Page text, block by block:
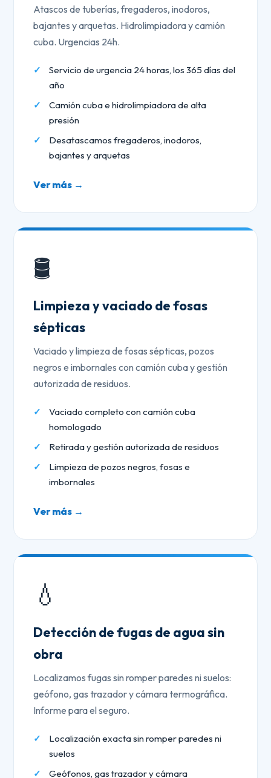
Atascos de tuberías, fregaderos, inodoros,
bajantes y arquetas. Hidrolimpiadora y camión
cuba. Urgencias 24h.
Servicio de urgencia 24 horas, los 365 días del
año
Camión cuba e hidrolimpiadora de alta
presión
Desatascamos fregaderos, inodoros,
bajantes y arquetas
Ver más →
🛢️
Limpieza y vaciado de fosas
sépticas
Vaciado y limpieza de fosas sépticas, pozos
negros e imbornales con camión cuba y gestión
autorizada de residuos.
Vaciado completo con camión cuba
homologado
Retirada y gestión autorizada de residuos
Limpieza de pozos negros, fosas e
imbornales
Ver más →
💧
Detección de fugas de agua sin
obra
Localizamos fugas sin romper paredes ni suelos:
geófono, gas trazador y cámara termográfica.
Informe para el seguro.
Localización exacta sin romper paredes ni
suelos
Geófonos, gas trazador y cámara